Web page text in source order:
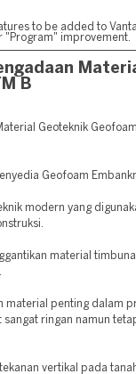
to be added to
improvement.
B
Geoteknik
Geofoam
modern yang
material
material penting dalam
ringan namun
vertikal pada